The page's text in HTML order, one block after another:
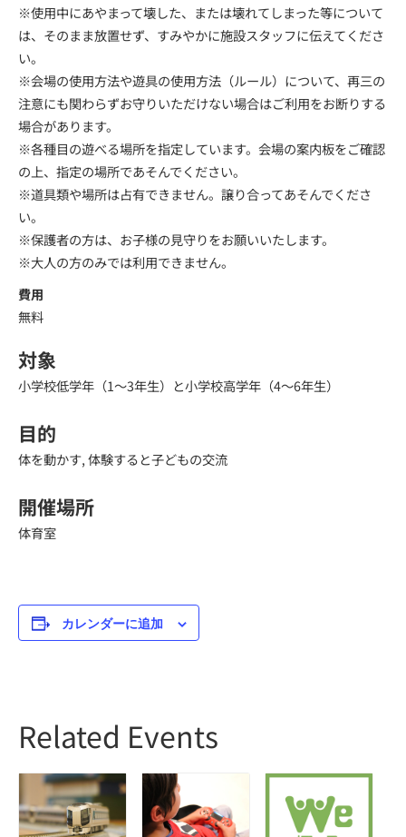
※使用中にあやまって壊した、または壊れてしまった等について
は、そのまま放置せず、すみやかに施設スタッフに伝えてくださ
い。
※会場の使用方法や遊具の使用方法（ルール）について、再三の
注意にも関わらずお守りいただけない場合はご利用をお断りする
場合があります。
※各種目の遊べる場所を指定しています。会場の案内板をご確認
の上、指定の場所であそんでください。
※道具類や場所は占有できません。譲り合ってあそんでくださ
い。
※保護者の方は、お子様の見守りをお願いいたします。
※大人の方のみでは利用できません。
費用
無料
対象
小学校低学年（1～3年生）と小学校高学年（4～6年生）
目的
体を動かす, 体験すると子どもの交流
開催場所
体育室
カレンダーに追加
Related Events